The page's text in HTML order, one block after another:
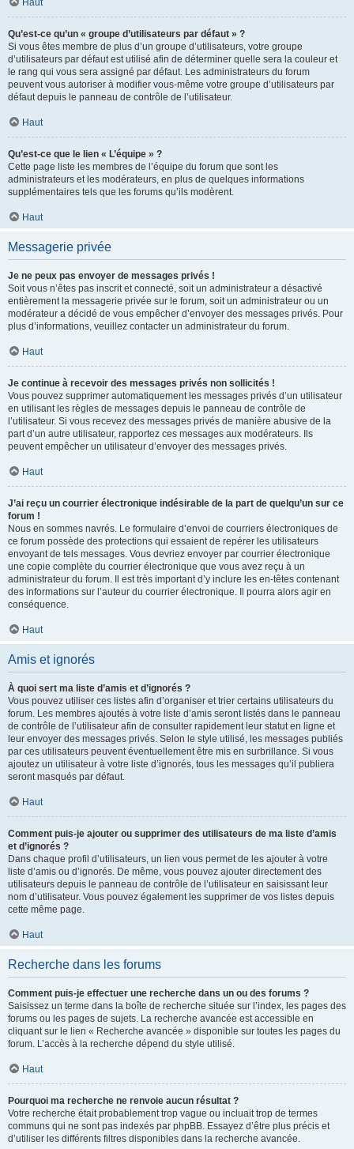
Haut
Qu’est-ce qu’un « groupe d’utilisateurs par défaut » ?
Si vous êtes membre de plus d’un groupe d’utilisateurs, votre groupe
d’utilisateurs par défaut est utilisé afin de déterminer quelle sera la couleur et
le rang qui vous sera assigné par défaut. Les administrateurs du forum
peuvent vous autoriser à modifier vous-même votre groupe d’utilisateurs par
défaut depuis le panneau de contrôle de l’utilisateur.
Haut
Qu’est-ce que le lien « L’équipe » ?
Cette page liste les membres de l’équipe du forum que sont les
administrateurs et les modérateurs, en plus de quelques informations
supplémentaires tels que les forums qu’ils modèrent.
Haut
Messagerie privée
Je ne peux pas envoyer de messages privés !
Soit vous n’êtes pas inscrit et connecté, soit un administrateur a désactivé
entièrement la messagerie privée sur le forum, soit un administrateur ou un
modérateur a décidé de vous empêcher d’envoyer des messages privés. Pour
plus d’informations, veuillez contacter un administrateur du forum.
Haut
Je continue à recevoir des messages privés non sollicités !
Vous pouvez supprimer automatiquement les messages privés d’un utilisateur
en utilisant les règles de messages depuis le panneau de contrôle de
l’utilisateur. Si vous recevez des messages privés de manière abusive de la
part d’un autre utilisateur, rapportez ces messages aux modérateurs. Ils
peuvent empêcher un utilisateur d’envoyer des messages privés.
Haut
J’ai reçu un courrier électronique indésirable de la part de quelqu’un sur ce
forum !
Nous en sommes navrés. Le formulaire d’envoi de courriers électroniques de
ce forum possède des protections qui essaient de repérer les utilisateurs
envoyant de tels messages. Vous devriez envoyer par courrier électronique
une copie complète du courrier électronique que vous avez reçu à un
administrateur du forum. Il est très important d’y inclure les en-têtes contenant
des informations sur l’auteur du courrier électronique. Il pourra alors agir en
conséquence.
Haut
Amis et ignorés
À quoi sert ma liste d’amis et d’ignorés ?
Vous pouvez utiliser ces listes afin d’organiser et trier certains utilisateurs du
forum. Les membres ajoutés à votre liste d’amis seront listés dans le panneau
de contrôle de l’utilisateur afin de consulter rapidement leur statut en ligne et
leur envoyer des messages privés. Selon le style utilisé, les messages publiés
par ces utilisateurs peuvent éventuellement être mis en surbrillance. Si vous
ajoutez un utilisateur à votre liste d’ignorés, tous les messages qu’il publiera
seront masqués par défaut.
Haut
Comment puis-je ajouter ou supprimer des utilisateurs de ma liste d’amis
et d’ignorés ?
Dans chaque profil d’utilisateurs, un lien vous permet de les ajouter à votre
liste d’amis ou d’ignorés. De même, vous pouvez ajouter directement des
utilisateurs depuis le panneau de contrôle de l’utilisateur en saisissant leur
nom d’utilisateur. Vous pouvez également les supprimer de vos listes depuis
cette même page.
Haut
Recherche dans les forums
Comment puis-je effectuer une recherche dans un ou des forums ?
Saisissez un terme dans la boîte de recherche située sur l’index, les pages des
forums ou les pages de sujets. La recherche avancée est accessible en
cliquant sur le lien « Recherche avancée » disponible sur toutes les pages du
forum. L’accès à la recherche dépend du style utilisé.
Haut
Pourquoi ma recherche ne renvoie aucun résultat ?
Votre recherche était probablement trop vague ou incluait trop de termes
communs qui ne sont pas indexés par phpBB. Essayez d’être plus précis et
d’utiliser les différents filtres disponibles dans la recherche avancée.